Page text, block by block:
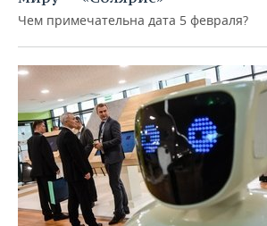
Чем примечательна дата 5 февраля?